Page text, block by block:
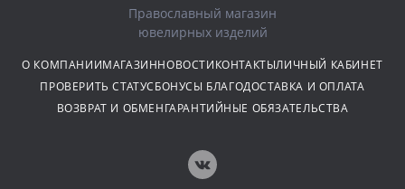
Православный магазин
ювелирных изделий
О КОМПАНИИМАГАЗИННОВОСТИКОНТАКТЫЛИЧНЫЙ КАБИНЕТ
ПРОВЕРИТЬ СТАТУСБОНУСЫ БЛАГОДОСТАВКА И ОПЛАТА
ВОЗВРАТ И ОБМЕНГАРАНТИЙНЫЕ ОБЯЗАТЕЛЬСТВА